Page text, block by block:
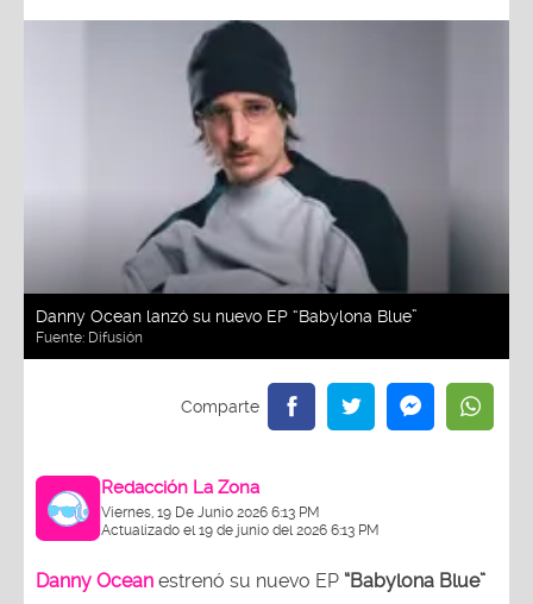
Danny Ocean lanzó su nuevo EP “Babylona Blue”
Fuente: Difusión
Redacción La Zona
Viernes, 19 De Junio 2026 6:13 PM
Actualizado el 19 de junio del 2026 6:13 PM
Danny Ocean estrenó su nuevo EP “Babylona Blue”